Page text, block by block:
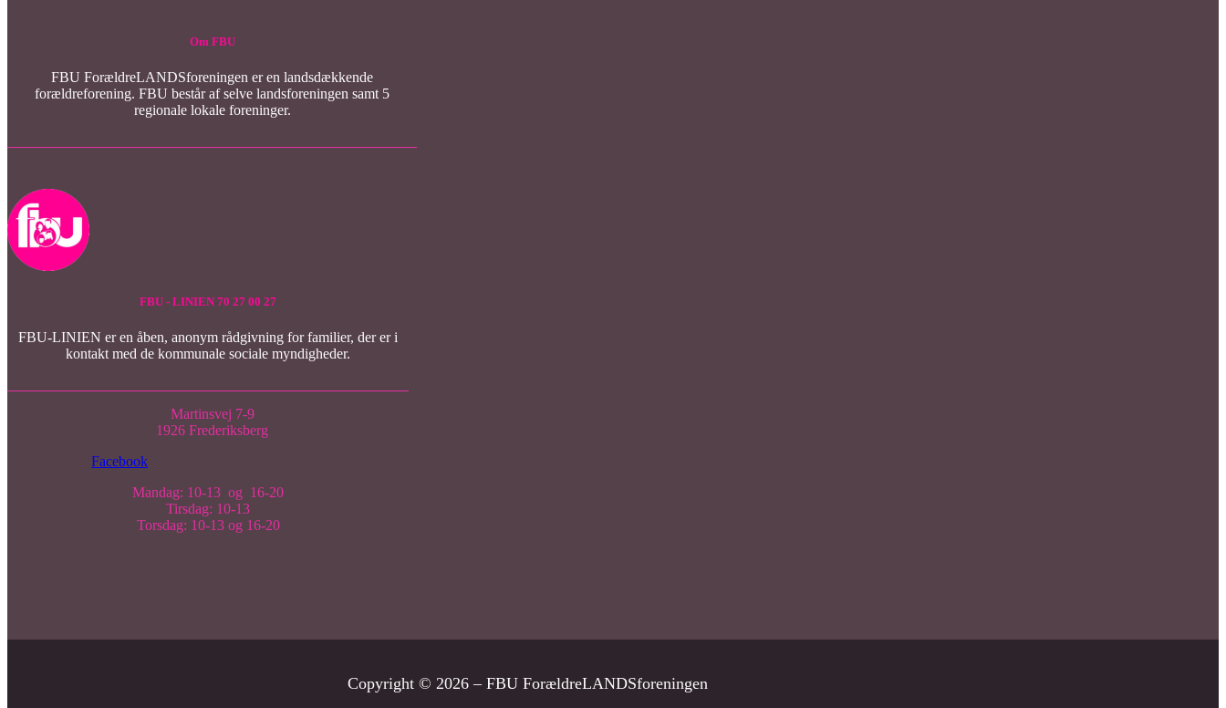
Om FBU
FBU ForældreLANDSforeningen er en landsdækkende
forældreforening. FBU består af selve landsforeningen samt 5
regionale lokale foreninger.
FBU - LINIEN 70 27 00 27
FBU-LINIEN er en åben, anonym rådgivning for familier, der er i
kontakt med de kommunale sociale myndigheder.
Martinsvej 7-9
1926 Frederiksberg
Facebook
Mandag: 10-13 og 16-20
Tirsdag: 10-13
Torsdag: 10-13 og 16-20
Copyright © 2026 – FBU ForældreLANDSforeningen